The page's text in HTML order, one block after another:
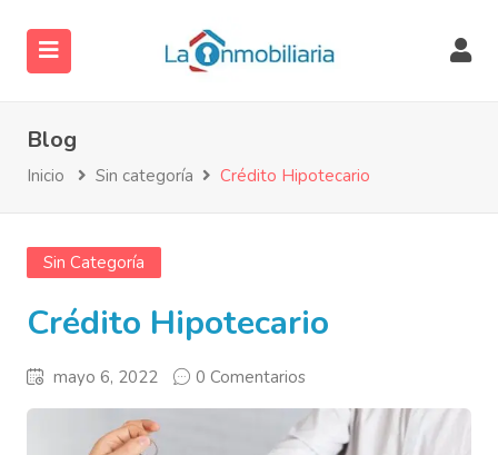
(Servicios)
(Directorio)
Blog
Inicio Sin categoría Crédito Hipotecario
Sin Categoría
Crédito Hipotecario
mayo 6, 2022 0 Comentarios